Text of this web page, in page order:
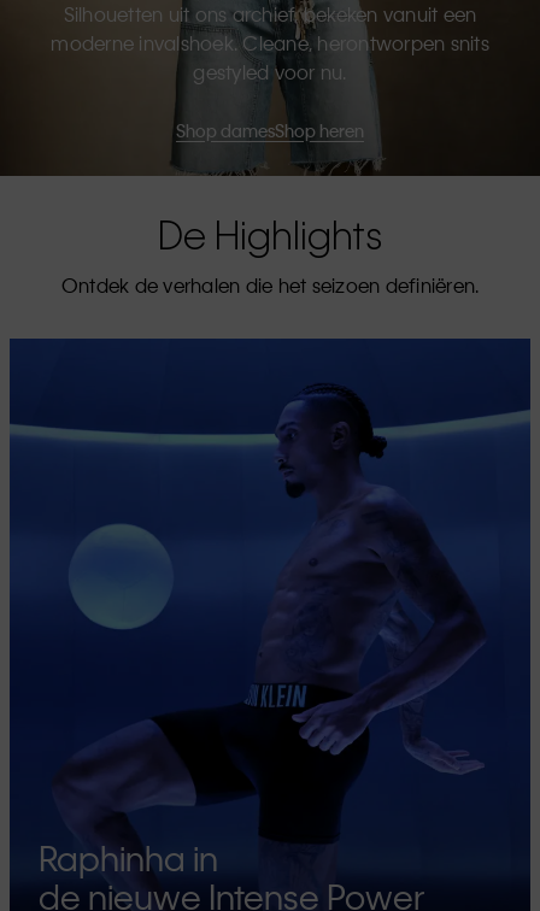
Silhouetten uit ons archief, bekeken vanuit een
moderne invalshoek. Cleane, herontworpen snits
gestyled voor nu.
Shop damesShop heren
De Highlights
Ontdek de verhalen die het seizoen definiëren.
Raphinha in
de nieuwe Intense Power